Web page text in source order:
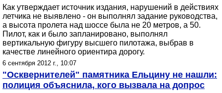
Как утверждает источник издания, нарушений в действиях
летчика не выявлено - он выполнял задание руководства,
а высота пролета над шоссе была не 20 метров, а 50.
Пилот, как и было запланировано, выполнял
вертикальную фигуру высшего пилотажа, выбрав в
качестве линейного ориентира дорогу.
6 сентября 2012 г., 10:07
"Осквернителей" памятника Ельцину не нашли:
полиция объяснила, кого вызвала на допрос